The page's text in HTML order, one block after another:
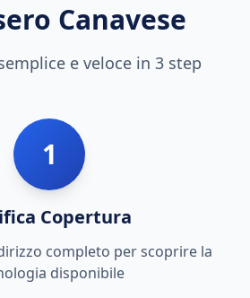
Canavese
e veloce in 3 step
1
Copertura
completo per scoprire la
disponibile